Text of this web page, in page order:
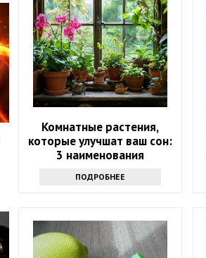
Комнатные растения,
которые улучшат ваш сон:
3 наименования
ПОДРОБНЕЕ